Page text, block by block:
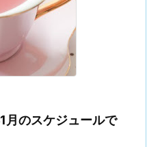
のスケジュールで